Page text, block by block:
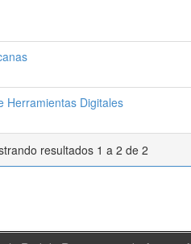
Herramientas Digitales
resultados 1 a 2 de 2